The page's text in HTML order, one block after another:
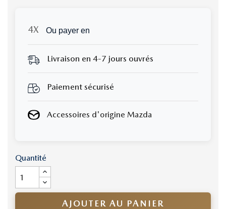
Ou payer en
Livraison en 4-7 jours ouvrés
Paiement sécurisé
Accessoires d'origine Mazda
Quantité
AJOUTER AU PANIER